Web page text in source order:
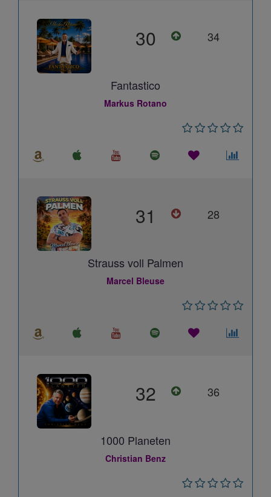
30 34
Fantastico
Markus Rotano
31 28
Strauss voll Palmen
Marcel Bleuse
32 36
1000 Planeten
Christian Benz